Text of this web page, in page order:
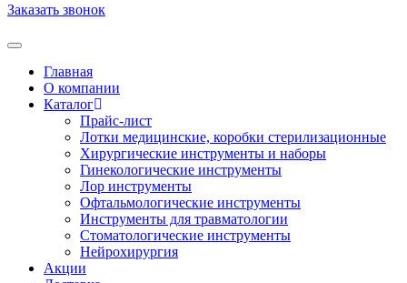
Заказать звонок
Toggle navigation
Главная
О компании
Каталог
Прайс-лист
Лотки медицинские, коробки стерилизационные
Хирургические инструменты и наборы
Гинекологические инструменты
Лор инструменты
Офтальмологические инструменты
Инструменты для травматологии
Стоматологические инструменты
Нейрохирургия
Акции